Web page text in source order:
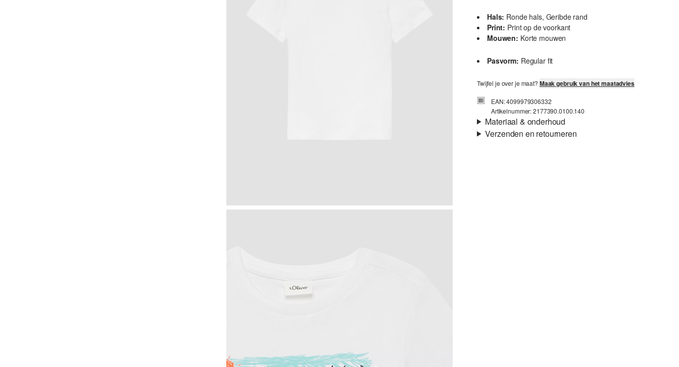
Hals: Ronde hals, Geribde rand
Print: Print op de voorkant
Mouwen: Korte mouwen
Pasvorm: Regular fit
Twijfel je over je maat? Maak gebruik van het maatadvies
EAN: 4099979306332
Artikelnummer: 2177390.0100.140
Materiaal & onderhoud
Verzenden en retourneren